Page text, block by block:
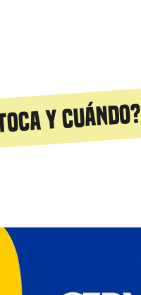
y cuándo?